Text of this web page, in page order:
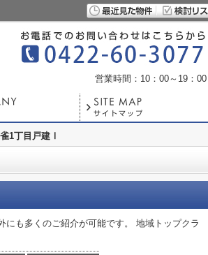
営業時間：10：00～19：00
1丁目戸建Ⅰ
も多くのご紹介が可能です。 地域トップクラ